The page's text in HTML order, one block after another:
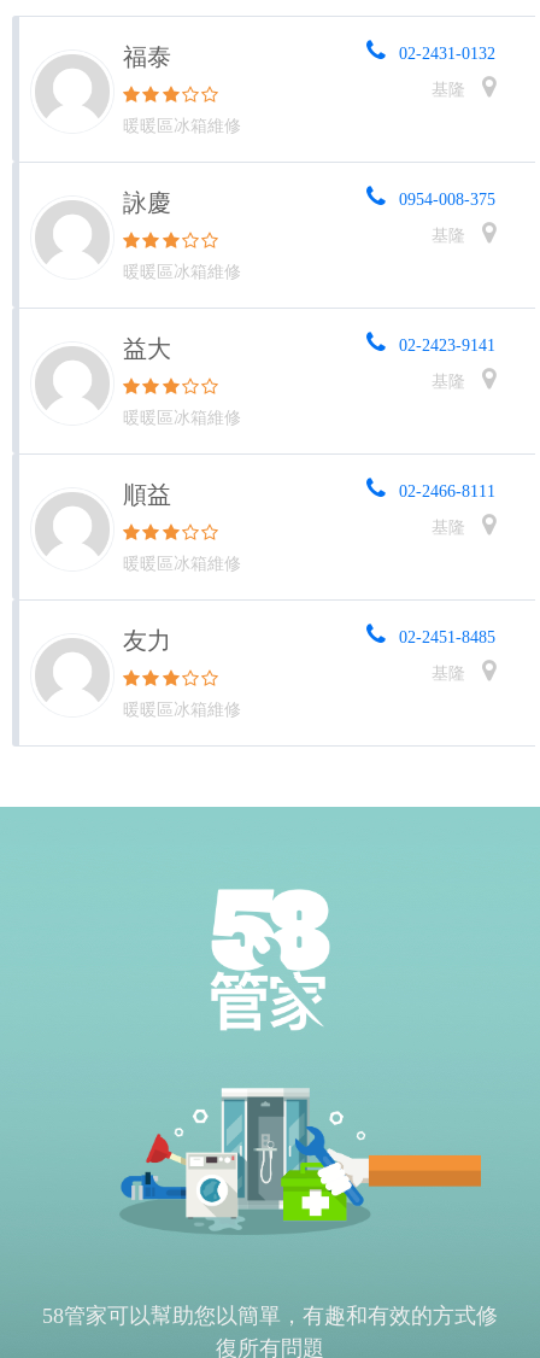
福泰
暖暖區冰箱維修
02-2431-0132
基隆
詠慶
暖暖區冰箱維修
0954-008-375
基隆
益大
暖暖區冰箱維修
02-2423-9141
基隆
順益
暖暖區冰箱維修
02-2466-8111
基隆
友力
暖暖區冰箱維修
02-2451-8485
基隆
58管家可以幫助您以簡單，有趣和有效的方式修
復所有問題